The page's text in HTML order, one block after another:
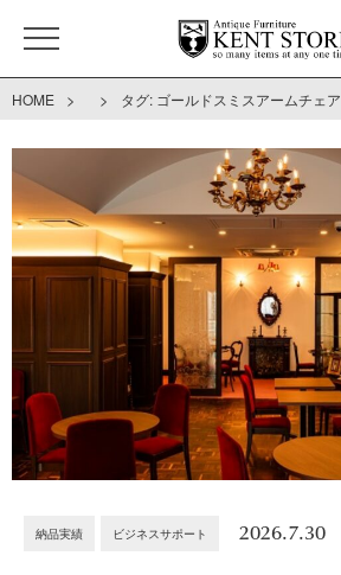
HOME > > タグ: ゴールドスミスアームチェア
納品実績 ビジネスサポート 2026.7.30